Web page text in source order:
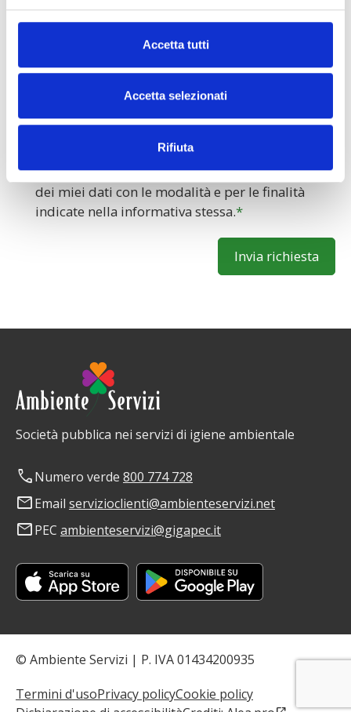
Accetta tutti
Accetta selezionati
Rifiuta
+391234567890.
sul Trattamento dei dati personali
(UE) Nr. 2016/679 ed acconsento al trattamento
dei miei dati con le modalità e per le finalità
indicate nella informativa stessa.
Invia richiesta
Società pubblica nei servizi di igiene ambientale
phoneNumero verde 800 774 728
mailEmail servizioclienti@ambienteservizi.net
mailPEC ambienteservizi@gigapec.it
© Ambiente Servizi | P. IVA 01434200935
Termini d'usoPrivacy policyCookie policy